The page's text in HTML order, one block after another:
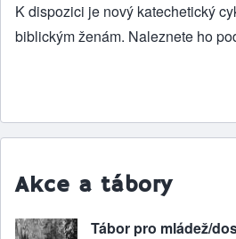
K dispozici je nový katechetický
biblickým ženám. Naleznete ho
Akce a tábory
Tábor pro mládež/